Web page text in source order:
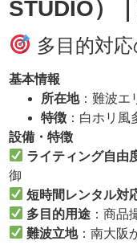
STUDIO）
多目的対
基本情報
所在地：難波エ
特徴 ：白ホリ
設備・特徴
ライティング自由
御
短時間レンタル対
多目的用途 ：商品
難波立地：南大阪